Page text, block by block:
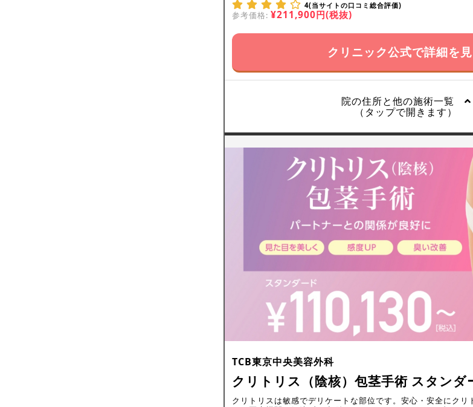
4(当サイトの口コミ総合評価)
参考価格: ¥211,900円(税抜)
クリニック公式で詳細を
院の住所と他の施術一覧
（タップで開きます）
TCB東京中央美容外科
クリトリス（陰核）包茎手術 スタンダ
クリトリスは敏感でデリケートな部位です。安心・安全にクリ